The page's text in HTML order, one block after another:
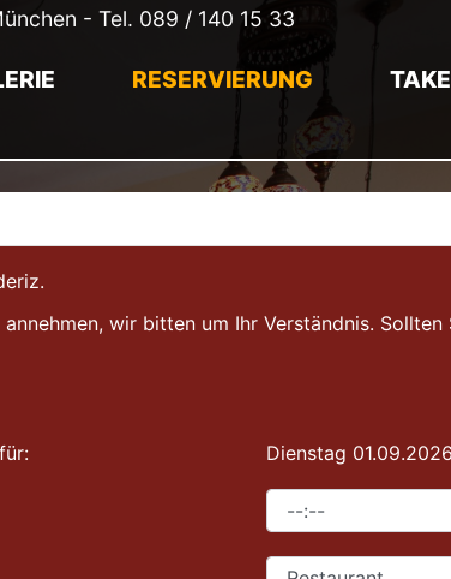
- Tel. 089 / 140 15 33
RESERVIERUNG
wir bitten um Ihr Verständnis. Sollten
Dienstag 01.09.2026